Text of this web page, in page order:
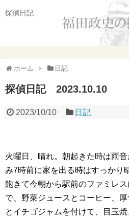
探偵日記
ホーム 日記
探偵日記 2023.10.10
2023/10/10 日記
火曜日、晴れ。朝起きた時は雨
み7時前に家を出る時はすっかり
飽きて今朝から駅前のファミレ
で、野菜ジュースとコーヒー、
とイチゴジャムを付けて、目玉